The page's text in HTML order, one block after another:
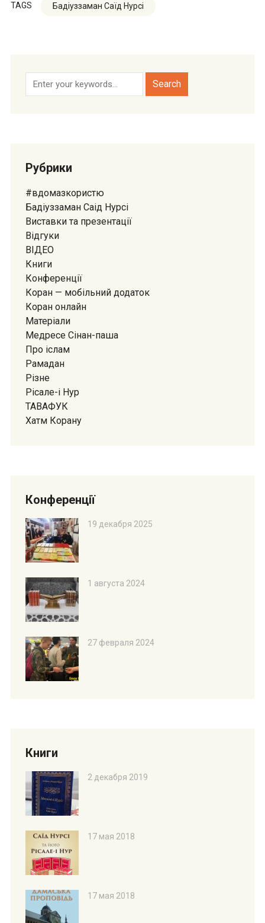
TAGS Бадіуззаман Саїд Нурсі
Рубрики
#вдомазкористю
Бадіуззаман Саід Нурсі
Виставки та презентації
Відгуки
ВІДЕО
Книги
Конференції
Коран — мобiльний додаток
Коран онлайн
Матеріали
Медресе Сiнан-паша
Про іслам
Рамадан
Різне
Рісале-і Нур
ТАВАФУК
Хатм Корану
Конференції
19 декабря 2025
1 августа 2024
27 февраля 2024
Книги
2 декабря 2019
17 мая 2018
17 мая 2018